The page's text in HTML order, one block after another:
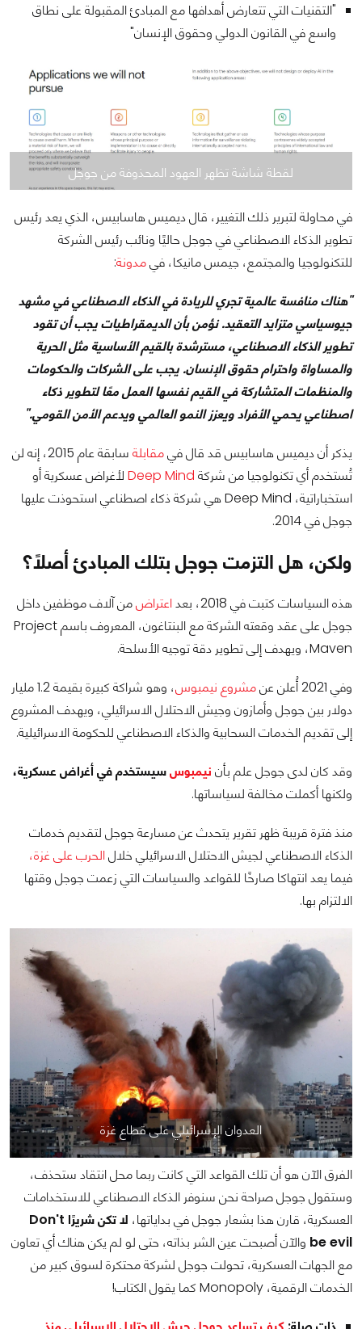
"التقنيات التي تتعارض أهدافها مع المبادئ المقبولة على نطاق
واسع في القانون الدولي وحقوق الإنسان"
لقطة شاشة تظهر العهود المحذوفة من جوجل
في محاولة لتبرير ذلك التغيير، قال ديميس هاسابيس، الذي يعد رئيس
تطوير الذكاء الاصطناعي في جوجل حاليًا ونائب رئيس الشركة
للتكنولوجيا والمجتمع، جيمس مانيكا، فيمدونة:
"هناك منافسة عالمية تجري للريادة في الذكاء الاصطناعي في مشهد
جيوسياسي متزايد التعقيد. نؤمن بأن الديمقراطيات يجب أن تقود
تطوير الذكاء الاصطناعي، مسترشدة بالقيم الأساسية مثل الحرية
والمساواة واحترام حقوق الإنسان. يجب على الشركات والحكومات
والمنظمات المتشاركة في القيم نفسها العمل معًا لتطوير ذكاء
اصطناعي يحمي الأفراد ويعزز النمو العالمي ويدعم الأمن القومي."
يذكر أن ديميس هاسابيس قد قال فيمقابلة
سابقة عام 2015، إنه لن
تُستخدم أي تكنولوجيا من شركة Deep Mind لأغراض عسكرية أو
استخباراتية، Deep Mind هي شركة ذكاء اصطناعي استحوذت عليها
جوجل في 2014.
ولكن، هل التزمت جوجل بتلك المبادئ أصلًا؟
هذه السياسات كتبت في 2018، بعد اعتراضمن آلاف موظفين داخل
جوجل على عقد وقعته الشركة مع البنتاغون، المعروف باسم Project
Maven، ويهدف إلى تطوير دقة توجيه الأسلحة.
وفي 2021 أُعلن عن مشروع نيمبوس
، وهو شراكة كبيرة بقيمة 1.2 مليار
دولار بين جوجل وأمازون وجيش الاحتلال الاسرائيلي، ويهدف المشروع
إلى تقديم الخدمات السحابية والذكاء الاصطناعي للحكومة الاسرائيلية.
وقد كان لدى جوجل علم بأن نيمبوسسيستخدم في أغراض عسكرية،
ولكنها أكملت مخالفة لسياساتها.
منذ فترة قريبة ظهر تقرير يتحدث عن مسارعة جوجل لتقديم خدمات
الذكاء الاصطناعي لجيش الاحتلال الاسرائيلي خلالالحرب على غزة،
فيما يعد انتهاكا صارخًا للقواعد والسياسات التي زعمت جوجل وقتها
الالتزام بها.
العدوان الإسرائيلي على قطاع غزة
الفرق الآن هو أن تلك القواعد التي كانت ربما محل انتقاد ستحذف،
وستقول جوجل صراحة نحن سنوفر الذكاء الاصطناعي للاستخدامات
العسكرية، قارن هذا بشعار جوجل في بداياتها،
لا تكن شريرًا Don't
be evil والآن أصبحت عين الشر بذاته، حتى لو لم يكن هناك أي تعاون
مع الجهات العسكرية، تحولت جوجل لشركة محتكرة لسوق كبير من
الخدمات الرقمية، Monopoly كما يقول الكتاب!